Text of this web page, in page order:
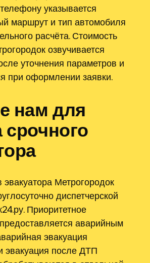
указывается
маршрут и тип автомобиля
расчёта. Стоимость
озвучивается
уточнения параметров и
при оформлении заявки.
нам для
Метрогородок
диспетчерской
Приоритетное
аварийным
эвакуация
эвакуация после ДТП